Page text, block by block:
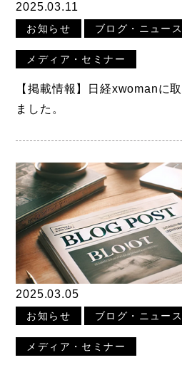
2025.03.11
お知らせ ブログ・ニュース
メディア・セミナー
【掲載情報】日経xwomanに
ました。
2025.03.05
お知らせ ブログ・ニュース
メディア・セミナー